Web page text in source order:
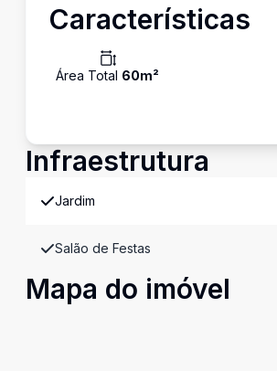
Características
Área Total 60m²
Infraestrutura
Jardim
Salão de Festas
Mapa do imóvel